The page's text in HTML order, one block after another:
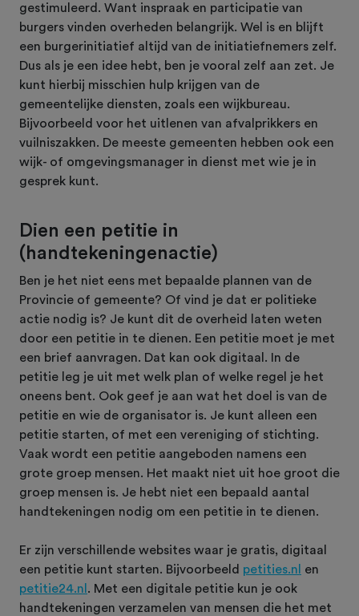
gestimuleerd. Want inspraak en participatie van
burgers vinden overheden belangrijk. Wel is en blijft
een burgerinitiatief altijd van de initiatiefnemers zelf.
Dus als je een idee hebt, ben je vooral zelf aan zet. Je
kunt hierbij misschien hulp krijgen van de
gemeentelijke diensten, zoals een wijkbureau.
Bijvoorbeeld voor het uitlenen van afvalprikkers en
vuilniszakken. De meeste gemeenten hebben ook een
wijk- of omgevingsmanager in dienst met wie je in
gesprek kunt.
Dien een petitie in
(handtekeningenactie)
Ben je het niet eens met bepaalde plannen van de
Provincie of gemeente? Of vind je dat er politieke
actie nodig is? Je kunt dit de overheid laten weten
door een petitie in te dienen. Een petitie moet je met
een brief aanvragen. Dat kan ook digitaal. In de
petitie leg je uit met welk plan of welke regel je het
oneens bent. Ook geef je aan wat het doel is van de
petitie en wie de organisator is. Je kunt alleen een
petitie starten, of met een vereniging of stichting.
Vaak wordt een petitie aangeboden namens een
grote groep mensen. Het maakt niet uit hoe groot die
groep mensen is. Je hebt niet een bepaald aantal
handtekeningen nodig om een petitie in te dienen.
Er zijn verschillende websites waar je gratis, digitaal
een petitie kunt starten. Bijvoorbeeld petities.nl
en
petitie24.nl . Met een digitale petitie kun je ook
handtekeningen verzamelen van mensen die het met